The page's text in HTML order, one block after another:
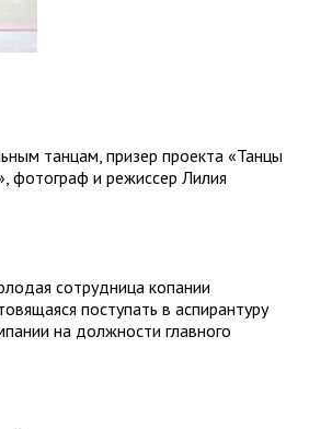
танцам, призер проекта «Танцы
фотограф и режиссер Лилия
сотрудница копании
поступать в аспирантуру
на должности главного